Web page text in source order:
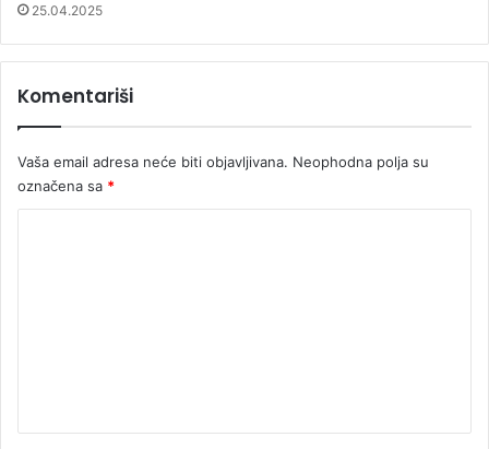
25.04.2025
Komentariši
Vaša email adresa neće biti objavljivana. Neophodna polja su
označena sa *